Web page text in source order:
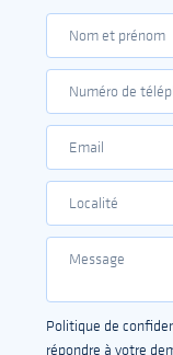
Politique de
répondre à votre